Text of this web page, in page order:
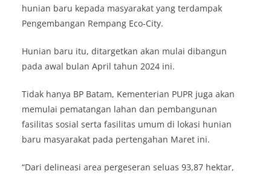
hunian baru kepada masyarakat yang terdampak
Pengembangan Rempang Eco-City.
Hunian baru itu, ditargetkan akan mulai dibangun
pada awal bulan April tahun 2024 ini.
Tidak hanya BP Batam, Kementerian PUPR juga akan
memulai pematangan lahan dan pembangunan
fasilitas sosial serta fasilitas umum di lokasi hunian
baru masyarakat pada pertengahan Maret ini.
“Dari delineasi area pergeseran seluas 93,87 hektar,